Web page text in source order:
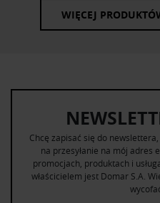
WIĘCEJ
Chcę zapisać się do
na przesyłanie na mój adres
promocjach, produktach i
właścicielem jest Domar S.A.